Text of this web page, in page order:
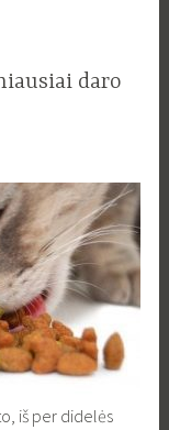
daro
iš per didelės